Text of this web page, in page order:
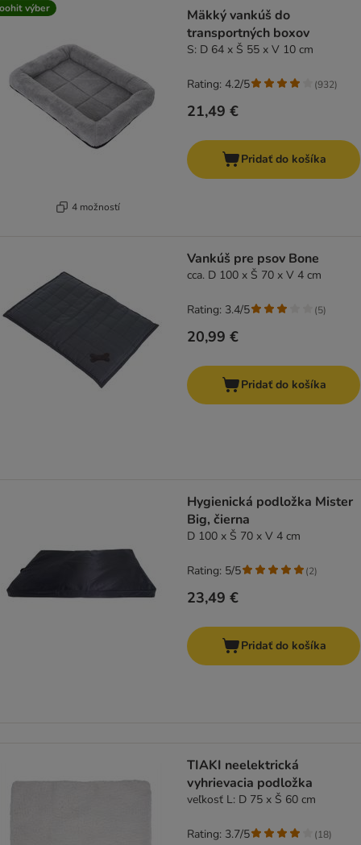
výber
4 možností
Mäkký vankúš do
transportných boxov
S: D 64 x Š 55 x V 10 cm
21,49 €
Rating: 4.2/5 (932)
Pridať do košíka
Vankúš pre psov Bone
cca. D 100 x Š 70 x V 4 cm
20,99 €
Rating: 3.4/5 (5)
Pridať do košíka
Hygienická podložka Mister
Big, čierna
D 100 x Š 70 x V 4 cm
23,49 €
Rating: 5/5 (2)
Pridať do košíka
TIAKI neelektrická
vyhrievacia podložka
veľkosť L: D 75 x Š 60 cm
Rating: 3.7/5 (18)